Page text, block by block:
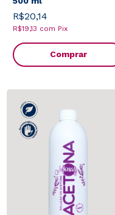
R$20,14
R$19,13 com Pix
Comprar